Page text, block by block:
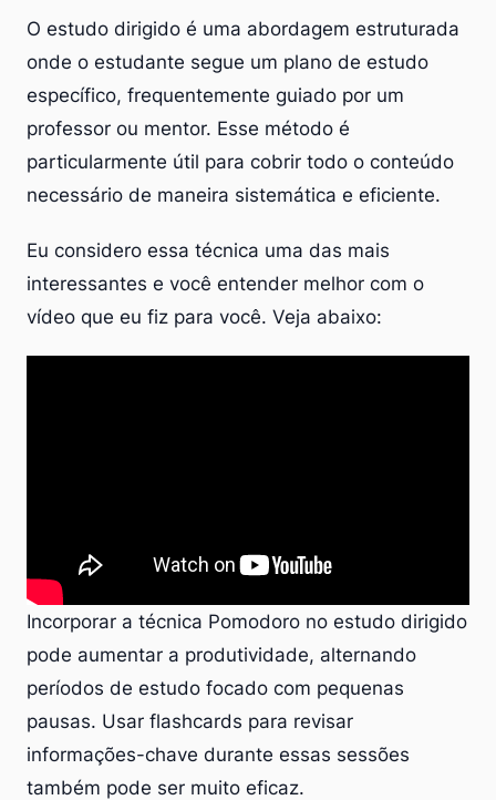
O estudo dirigido é uma abordagem estruturada
onde o estudante segue um plano de estudo
específico, frequentemente guiado por um
professor ou mentor. Esse método é
particularmente útil para cobrir todo o conteúdo
necessário de maneira sistemática e eficiente.
Eu considero essa técnica uma das mais
interessantes e você entender melhor com o
vídeo que eu fiz para você. Veja abaixo:
Incorporar a técnica Pomodoro no estudo dirigido
pode aumentar a produtividade, alternando
períodos de estudo focado com pequenas
pausas. Usar flashcards para revisar
informações-chave durante essas sessões
também pode ser muito eficaz.